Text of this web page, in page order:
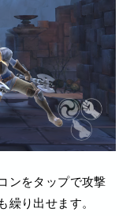
ンをタップで攻撃
繰り出せます。